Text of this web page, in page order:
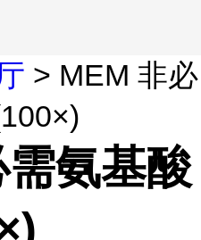
> MEM 非必
氨基酸